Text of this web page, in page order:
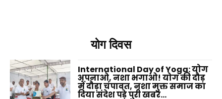
योग दिवस
International Day of Yoga: योग
अपनाओ, नशा भगाओ! योग की दौड़
में दौड़ा चंपावत, नशा मुक्त समाज का
दिया संदेश पड़े पुरी खबर…